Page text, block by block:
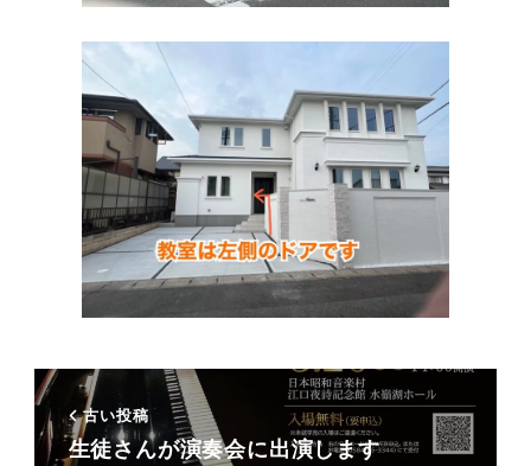
古い投稿
生徒さんが演奏会に出演します